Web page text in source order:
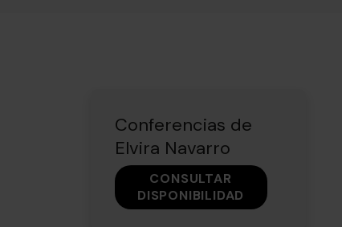
Conferencias de
Elvira Navarro
CONSULTAR
DISPONIBILIDAD